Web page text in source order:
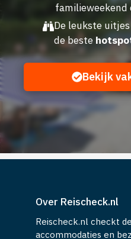
familieweekend
De leukste
de beste
Bekijk
Over Reischeck.nl
Reischeck.nl checkt
accommodaties en